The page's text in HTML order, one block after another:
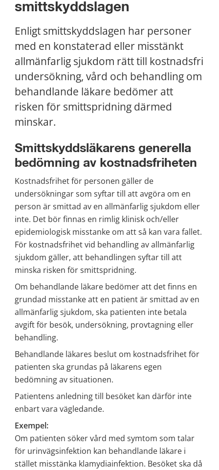
smittskyddslagen
Enligt smittskyddslagen har personer
med en konstaterad eller misstänkt
allmänfarlig sjukdom rätt till kostnadsfri
undersökning, vård och behandling om
behandlande läkare bedömer att
risken för smittspridning därmed
minskar.
Smittskyddsläkarens generella
bedömning av kostnadsfriheten
Kostnadsfrihet för personen gäller de
undersökningar som syftar till att avgöra om en
person är smittad av en allmänfarlig sjukdom eller
inte. Det bör finnas en rimlig klinisk och/eller
epidemiologisk misstanke om att så kan vara fallet.
För kostnadsfrihet vid behandling av allmänfarlig
sjukdom gäller, att behandlingen syftar till att
minska risken för smittspridning.
Om behandlande läkare bedömer att det finns en
grundad misstanke att en patient är smittad av en
allmänfarlig sjukdom, ska patienten inte betala
avgift för besök, undersökning, provtagning eller
behandling.
Behandlande läkares beslut om kostnadsfrihet för
patienten ska grundas på läkarens egen
bedömning av situationen.
Patientens anledning till besöket kan därför inte
enbart vara vägledande.
Exempel:
Om patienten söker vård med symtom som talar
för urinvägsinfektion kan behandlande läkare i
stället misstänka klamydiainfektion. Besöket ska då